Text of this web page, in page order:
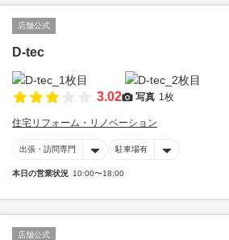
店舗公式
D-tec
3.02 写真 1枚
住宅リフォーム・リノベーション
出張・訪問専門 駐車場有
本日の営業状況 10:00〜18:00
店舗公式